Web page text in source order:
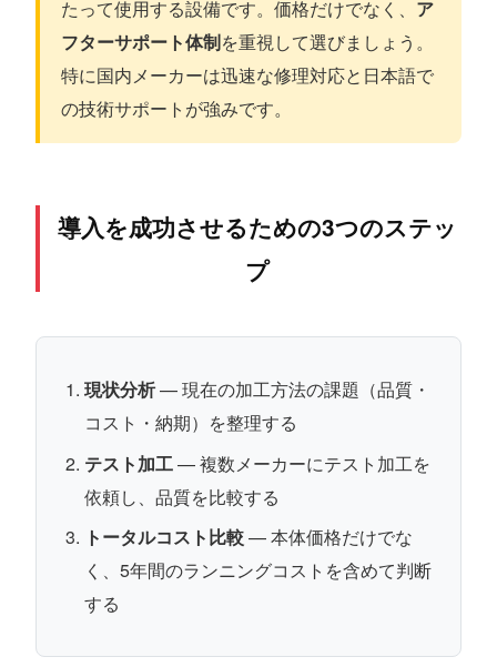
たって使用する設備です。価格だけでなく、 ア
フターサポート体制を重視して選びましょう。
特に国内メーカーは迅速な修理対応と日本語で
の技術サポートが強みです。
導入を成功させるための3つのステッ
プ
現状分析— 現在の加工方法の課題（品質・
コスト・納期）を整理する
テスト加工— 複数メーカーにテスト加工を
依頼し、品質を比較する
トータルコスト比較— 本体価格だけでな
く、5年間のランニングコストを含めて判断
する